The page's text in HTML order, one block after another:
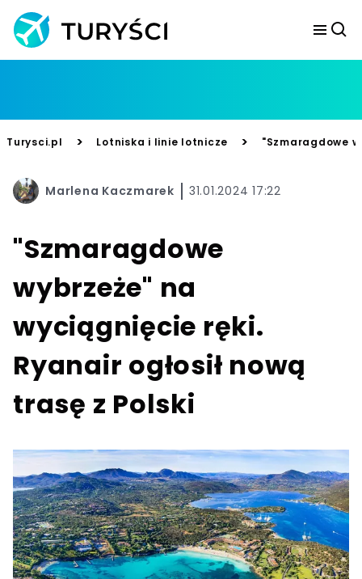
Turysci.pl > Lotniska i linie lotnicze > "Szmaragdowe
Marlena Kaczmarek 31.01.2024 17:22
"Szmaragdowe
wybrzeże" na
wyciągnięcie ręki.
Ryanair ogłosił nową
trasę z Polski